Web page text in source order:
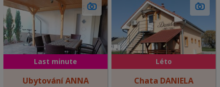
Last minute
Ubytování ANNA
Léto
Chata DANIELA